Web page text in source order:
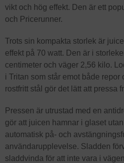
vikt och hög effekt. Den är ett
och Pricerunner.
Trots sin kompakta storlek är
effekt på 70 watt. Den är i
centimeter och väger 2,56 kilo.
i Tritan som står emot både repor
rostfritt stål gör det lätt att pressa
Pressen är utrustad med en
gör att juicen hamnar i glaset
automatisk på- och
användarupplevelse. Sladden
sladdvinda för att inte vara i